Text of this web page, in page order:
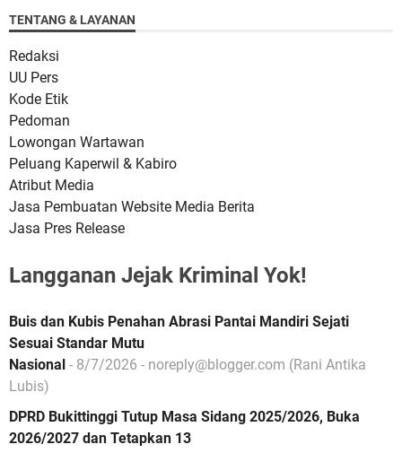
TENTANG & LAYANAN
Redaksi
UU Pers
Kode Etik
Pedoman
Lowongan Wartawan
Peluang Kaperwil & Kabiro
Atribut Media
Jasa Pembuatan Website Media Berita
Jasa Pres Release
Langganan Jejak Kriminal Yok!
Buis dan Kubis Penahan Abrasi Pantai Mandiri Sejati
Sesuai Standar Mutu
Nasional - 8/7/2026 - noreply@blogger.com (Rani Antika
Lubis)
DPRD Bukittinggi Tutup Masa Sidang 2025/2026, Buka
2026/2027 dan Tetapkan 13